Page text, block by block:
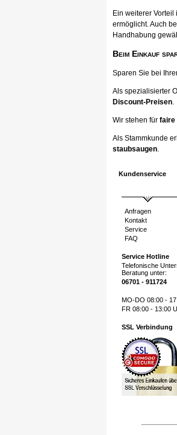
Ein weiterer
ermöglicht. Auch
Handhabung
Beim Einkauf
Sparen Sie bei
Als spezialisierter
Discount-Preisen.
Wir stehen für faire
Als Stammkunde
staubsaugen.
Kundenservice
Anfragen
Kontakt
Service
FAQ
Service Hotline
Telefonische
Beratung unter:
06701 - 911724
MO-DO 08:00 -
FR 08:00 - 13:00
SSL Verbindung